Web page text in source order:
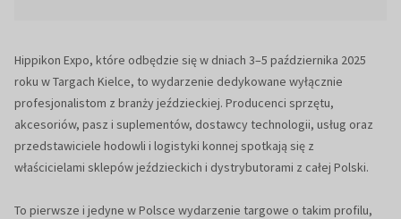
Hippikon Expo, które odbędzie się w dniach 3–5 października 2025
roku w Targach Kielce, to wydarzenie dedykowane wyłącznie
profesjonalistom z branży jeździeckiej. Producenci sprzętu,
akcesoriów, pasz i suplementów, dostawcy technologii, usług oraz
przedstawiciele hodowli i logistyki konnej spotkają się z
właścicielami sklepów jeździeckich i dystrybutorami z całej Polski.
To pierwsze i jedyne w Polsce wydarzenie targowe o takim profilu,